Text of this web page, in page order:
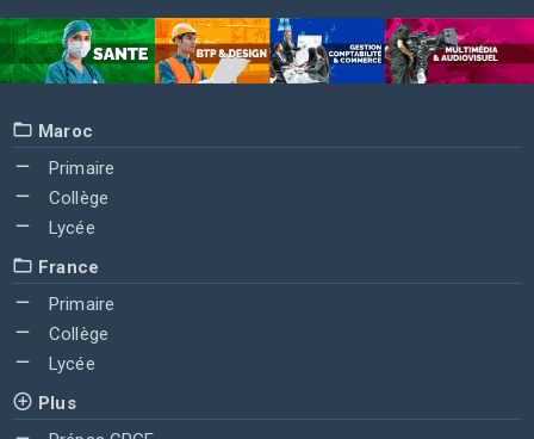
Maroc
Primaire
Collège
Lycée
France
Primaire
Collège
Lycée
Plus